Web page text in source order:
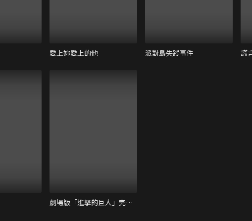
愛上妳愛上的他 派對島失蹤事件 謊
劇場版「進擊的巨人」完結篇THE LAST ATTACK